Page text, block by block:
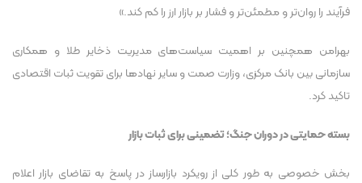
فرآیند را روان‌تر و مطمئن‌تر و فشار بر بازار ارز را کم کند.»
بهرامن همچنین بر اهمیت سیاست‌های مدیریت ذخایر طلا و همکاری
سازمانی بین بانک مرکزی، وزارت صمت و سایر نهاد‌ها برای تقویت ثبات اقتصادی
تاکید کرد.
بسته حمایتی در دوران جنگ؛ تضمینی برای ثبات بازار
بخش خصوصی به طور کلی از رویکرد بازارساز در پاسخ به تقاضای بازار اعلام